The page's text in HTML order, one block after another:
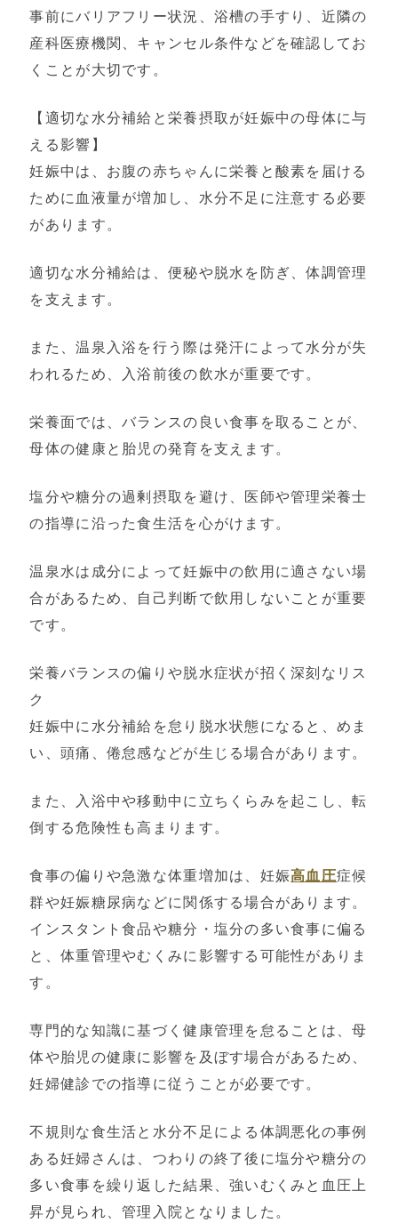
事前にバリアフリー状況、浴槽の手すり、近隣の
産科医療機関、キャンセル条件などを確認してお
くことが大切です。
【適切な水分補給と栄養摂取が妊娠中の母体に与
える影響】
妊娠中は、お腹の赤ちゃんに栄養と酸素を届ける
ために血液量が増加し、水分不足に注意する必要
があります。
適切な水分補給は、便秘や脱水を防ぎ、体調管理
を支えます。
また、温泉入浴を行う際は発汗によって水分が失
われるため、入浴前後の飲水が重要です。
栄養面では、バランスの良い食事を取ることが、
母体の健康と胎児の発育を支えます。
塩分や糖分の過剰摂取を避け、医師や管理栄養士
の指導に沿った食生活を心がけます。
温泉水は成分によって妊娠中の飲用に適さない場
合があるため、自己判断で飲用しないことが重要
です。
栄養バランスの偏りや脱水症状が招く深刻なリス
ク
妊娠中に水分補給を怠り脱水状態になると、めま
い、頭痛、倦怠感などが生じる場合があります。
また、入浴中や移動中に立ちくらみを起こし、転
倒する危険性も高まります。
食事の偏りや急激な体重増加は、妊娠高血圧症候
群や妊娠糖尿病などに関係する場合があります。
インスタント食品や糖分・塩分の多い食事に偏る
と、体重管理やむくみに影響する可能性がありま
す。
専門的な知識に基づく健康管理を怠ることは、母
体や胎児の健康に影響を及ぼす場合があるため、
妊婦健診での指導に従うことが必要です。
不規則な食生活と水分不足による体調悪化の事例
ある妊婦さんは、つわりの終了後に塩分や糖分の
多い食事を繰り返した結果、強いむくみと血圧上
昇が見られ、管理入院となりました。